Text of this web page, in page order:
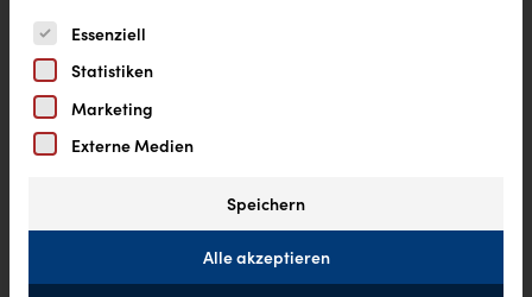
Es folgt eine Liste der Service-Gruppen, für die eine
Essenziell
Statistiken
Marketing
Externe Medien
Speichern
Alle akzeptieren